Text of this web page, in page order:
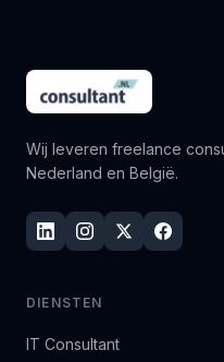
Wij leveren freelance
Nederland en België.
DIENSTEN
IT Consultant